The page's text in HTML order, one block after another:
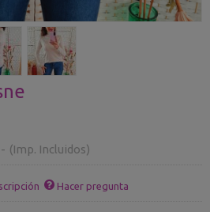
- (Imp. Incluidos)
Hacer pregunta